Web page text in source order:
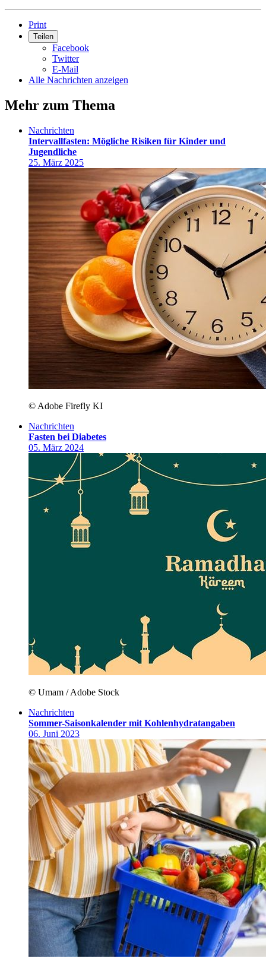
Print
Teilen
Facebook
Twitter
E-Mail
Alle Nachrichten anzeigen
Mehr zum Thema
Nachrichten
Intervallfasten: Mögliche Risiken für Kinder und
Jugendliche
25. März 2025
© Adobe Firefly KI
Nachrichten
Fasten bei Diabetes
05. März 2024
© Umam / Adobe Stock
Nachrichten
Sommer-Saisonkalender mit Kohlenhydratangaben
06. Juni 2023